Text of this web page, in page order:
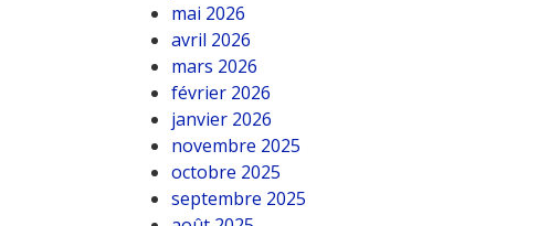
mai 2026
avril 2026
mars 2026
février 2026
janvier 2026
novembre 2025
octobre 2025
septembre 2025